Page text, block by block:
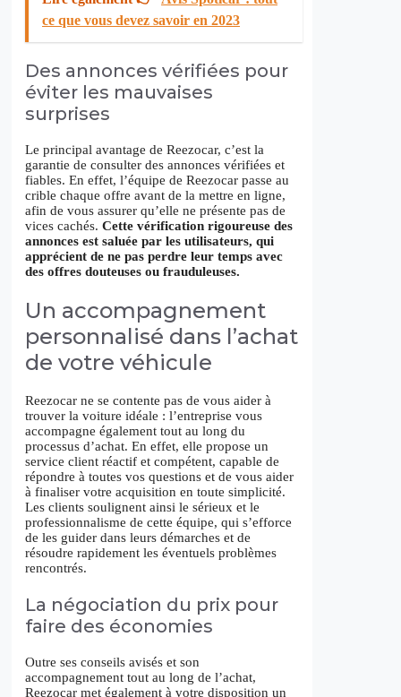
ce que vous devez savoir en 2023
Des annonces vérifiées pour
éviter les mauvaises
surprises
Le principal avantage de Reezocar, c’est la
garantie de consulter des annonces vérifiées et
fiables. En effet, l’équipe de Reezocar passe au
crible chaque offre avant de la mettre en ligne,
afin de vous assurer qu’elle ne présente pas de
vices cachés. Cette vérification rigoureuse des
annonces est saluée par les utilisateurs, qui
apprécient de ne pas perdre leur temps avec
des offres douteuses ou frauduleuses.
Un accompagnement
personnalisé dans l’achat
de votre véhicule
Reezocar ne se contente pas de vous aider à
trouver la voiture idéale : l’entreprise vous
accompagne également tout au long du
processus d’achat. En effet, elle propose un
service client réactif et compétent, capable de
répondre à toutes vos questions et de vous aider
à finaliser votre acquisition en toute simplicité.
Les clients soulignent ainsi le sérieux et le
professionnalisme de cette équipe, qui s’efforce
de les guider dans leurs démarches et de
résoudre rapidement les éventuels problèmes
rencontrés.
La négociation du prix pour
faire des économies
Outre ses conseils avisés et son
accompagnement tout au long de l’achat,
Reezocar met également à votre disposition un